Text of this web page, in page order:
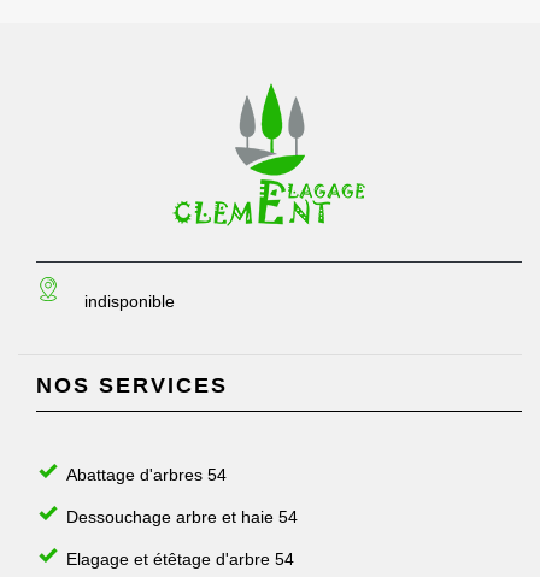
indisponible
NOS SERVICES
Abattage d'arbres 54
Dessouchage arbre et haie 54
Elagage et étêtage d'arbre 54